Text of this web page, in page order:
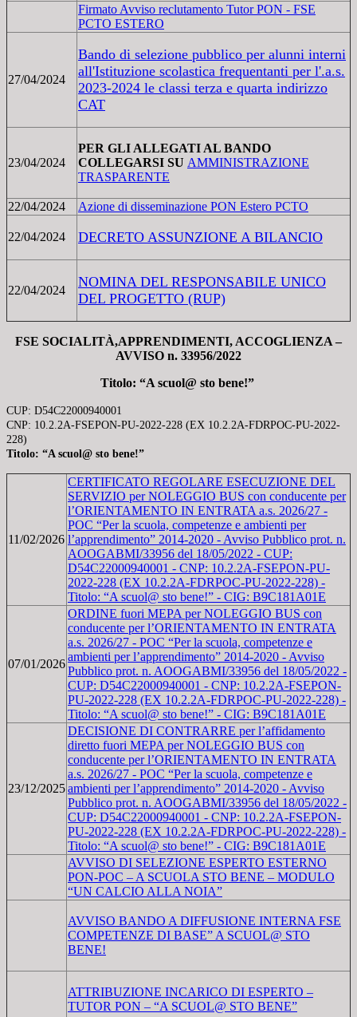
Firmato Avviso reclutamento Tutor PON - FSE
PCTO ESTERO
27/04/2024
Bando di selezione pubblico per alunni interni
all'Istituzione scolastica frequentanti per l'.a.s.
2023-2024 le classi terza e quarta indirizzo
CAT
23/04/2024
PER GLI ALLEGATI AL BANDO
COLLEGARSI SU AMMINISTRAZIONE
TRASPARENTE
22/04/2024 Azione di disseminazione PON Estero PCTO
22/04/2024 DECRETO ASSUNZIONE A BILANCIO
22/04/2024
NOMINA DEL RESPONSABILE UNICO
DEL PROGETTO (RUP)
FSE SOCIALITÀ,APPRENDIMENTI, ACCOGLIENZA –
AVVISO n. 33956/2022
Titolo: “A scuol@ sto bene!”
CUP: D54C22000940001
CNP: 10.2.2A-FSEPON-PU-2022-228 (EX 10.2.2A-FDRPOC-PU-2022-
228)
Titolo: “A scuol@ sto bene!”
11/02/2026
CERTIFICATO REGOLARE ESECUZIONE DEL
SERVIZIO per NOLEGGIO BUS con conducente per
l’ORIENTAMENTO IN ENTRATA a.s. 2026/27 -
POC “Per la scuola, competenze e ambienti per
l’apprendimento” 2014-2020 - Avviso Pubblico prot. n.
AOOGABMI/33956 del 18/05/2022 - CUP:
D54C22000940001 - CNP: 10.2.2A-FSEPON-PU-
2022-228 (EX 10.2.2A-FDRPOC-PU-2022-228) -
Titolo: “A scuol@ sto bene!” - CIG: B9C181A01E
07/01/2026
ORDINE fuori MEPA per NOLEGGIO BUS con
conducente per l’ORIENTAMENTO IN ENTRATA
a.s. 2026/27 - POC “Per la scuola, competenze e
ambienti per l’apprendimento” 2014-2020 - Avviso
Pubblico prot. n. AOOGABMI/33956 del 18/05/2022 -
CUP: D54C22000940001 - CNP: 10.2.2A-FSEPON-
PU-2022-228 (EX 10.2.2A-FDRPOC-PU-2022-228) -
Titolo: “A scuol@ sto bene!” - CIG: B9C181A01E
23/12/2025
DECISIONE DI CONTRARRE per l’affidamento
diretto fuori MEPA per NOLEGGIO BUS con
conducente per l’ORIENTAMENTO IN ENTRATA
a.s. 2026/27 - POC “Per la scuola, competenze e
ambienti per l’apprendimento” 2014-2020 - Avviso
Pubblico prot. n. AOOGABMI/33956 del 18/05/2022 -
CUP: D54C22000940001 - CNP: 10.2.2A-FSEPON-
PU-2022-228 (EX 10.2.2A-FDRPOC-PU-2022-228) -
Titolo: “A scuol@ sto bene!” - CIG: B9C181A01E
AVVISO DI SELEZIONE ESPERTO ESTERNO
PON-POC – A SCUOLA STO BENE – MODULO
“UN CALCIO ALLA NOIA”
AVVISO BANDO A DIFFUSIONE INTERNA FSE
COMPETENZE DI BASE” A SCUOL@ STO
BENE!
ATTRIBUZIONE INCARICO DI ESPERTO –
TUTOR PON – “A SCUOL@ STO BENE”